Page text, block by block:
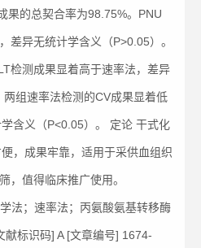
果的总契合率为98.75%。PNU
差异无统计学含义（P>0.05）。
检测成果显着高于速率法，差异
组速率法检测的CV成果显着低
含义（P<0.05）。 定论 干式化
，成果牢靠，适用于采供血组织
，值得临床推广使用。
法；速率法；丙氨酸氨基转移酶
标识码] A [文章编号] 1674-